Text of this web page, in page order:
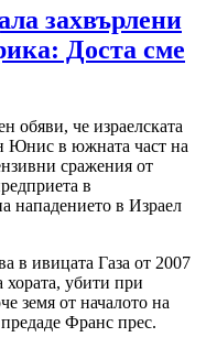
захвърлени
Доста сме
обяви, че израелската
Юнис в южната част на
сражения от
в
нападението в Израел
в ивицата Газа от 2007
хората, убити при
земя от началото на
Франс прес.